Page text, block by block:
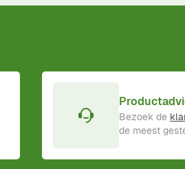
Bezoek de
de meest